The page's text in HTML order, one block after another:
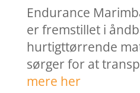
Endurance
er fremstillet i
hurtigttørrende
sørger for at
mere her